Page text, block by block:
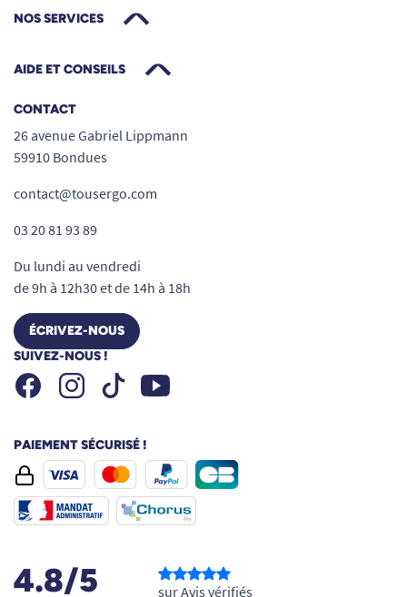
NOS SERVICES
AIDE ET CONSEILS
CONTACT
26 avenue Gabriel Lippmann
59910 Bondues
contact@tousergo.com
03 20 81 93 89
Du lundi au vendredi
de 9h à 12h30 et de 14h à 18h
ÉCRIVEZ-NOUS
SUIVEZ-NOUS !
FacebookInstagramTiktok Youtube
PAIEMENT SÉCURISÉ !
4.8/5 sur Avis vérifiés